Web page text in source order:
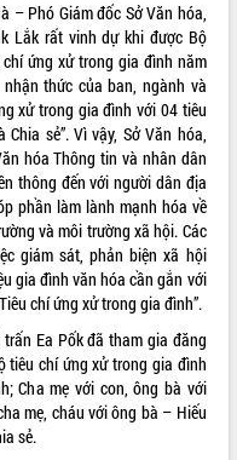
– Phó Giám đốc Sở Văn hóa,
Lắk rất vinh dự khi được Bộ
ứng xử trong gia đình năm
thức của ban, ngành và
xử trong gia đình với 04 tiêu
sẻ”. Vì vậy, Sở Văn hóa,
hóa Thông tin và nhân dân
thông đến với người dân địa
phần làm lành mạnh hóa về
và môi trường xã hội. Các
giám sát, phản biện xã hội
gia đình văn hóa cần gắn với
chí ứng xử trong gia đình”.
Ea Pốk đã tham gia đăng
tiêu chí ứng xử trong gia đình
Cha mẹ với con, ông bà với
mẹ, cháu với ông bà – Hiếu
sẻ.